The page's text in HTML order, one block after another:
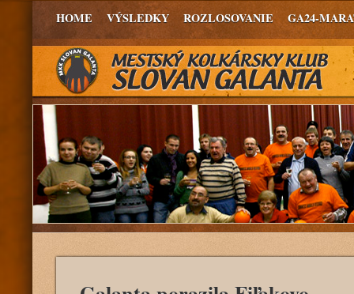
HOME VÝSLEDKY ROZLOSOVANIE GA24-